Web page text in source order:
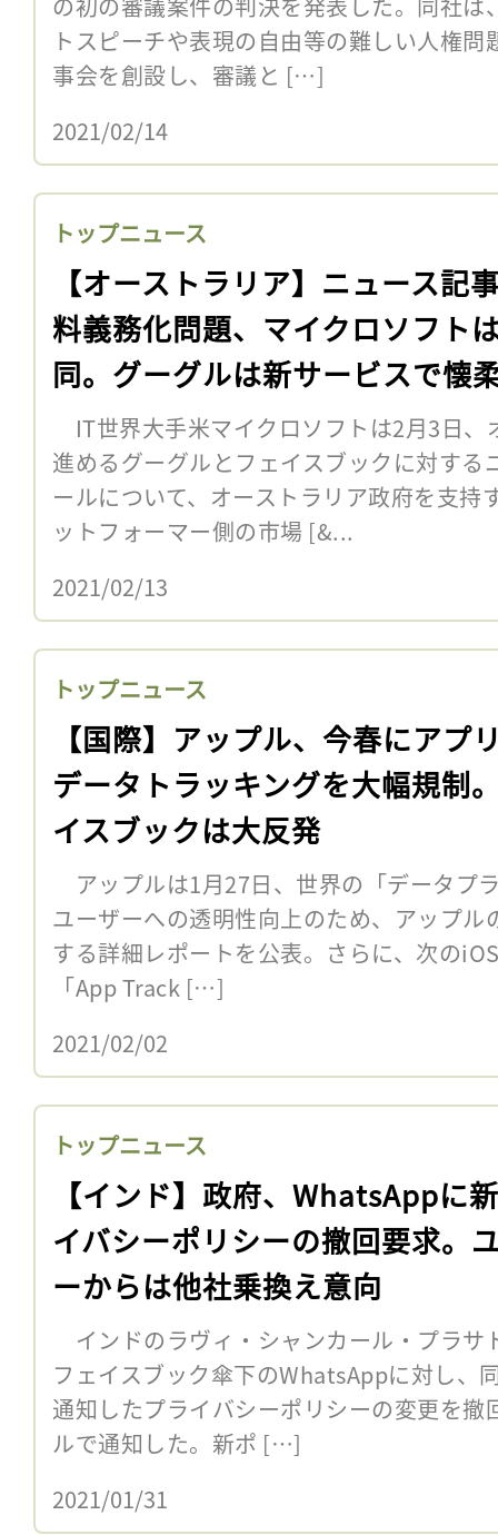
トスピーチや表現の自由等の難しい人権
事会を創設し、審議と […]
2021/02/14
トップニュース
【オーストラリア】ニュース記
料義務化問題、マイクロソフト
同。グーグルは新サービスで懐
IT世界大手米マイクロソフトは2月3日、
進めるグーグルとフェイスブックに対する
ールについて、オーストラリア政府を支持
ットフォーマー側の市場 [&...
2021/02/13
トップニュース
【国際】アップル、今春にアプ
データトラッキングを大幅規制
イスブックは大反発
アップルは1月27日、世界の「データプ
ユーザーへの透明性向上のため、アップル
する詳細レポートを公表。さらに、次の
「App Track […]
2021/02/02
トップニュース
【インド】政府、WhatsAppに
イバシーポリシーの撤回要求。
ーからは他社乗換え意向
インドのラヴィ・シャンカール・プラサ
フェイスブック傘下のWhatsAppに対し、
通知したプライバシーポリシーの変更を
ルで通知した。新ポ […]
2021/01/31